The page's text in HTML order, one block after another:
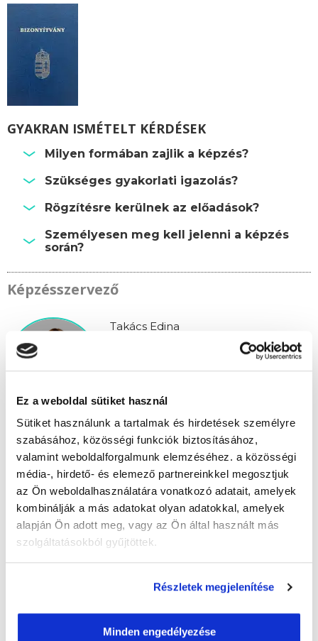
Ez a weboldal sütiket használ
Sütiket használunk a tartalmak és hirdetések személyre
szabásához, közösségi funkciók biztosításához,
valamint weboldalforgalmunk elemzéséhez. a közösségi
média-, hirdető- és elemező partnereinkkel megosztjuk
az Ön weboldalhasználatára vonatkozó adatait, amelyek
kombinálják a más adatokat olyan adatokkal, amelyek
alapján Ön adott meg, vagy az Ön által használt más
szolgáltatásokból gyűjtöttek.
Részletek megjelenítése
Minden engedélyezése
GYAKRAN ISMÉTELT KÉRDÉSEK
Milyen formában zajlik a képzés?
Szükséges gyakorlati igazolás?
Rögzítésre kerülnek az előadások?
Személyesen meg kell jelenni a képzés
során?
Képzésszervező
Takács Edina
takacs.edina@tanfolyam.hu
" Q " csoport
29 nap az indulásig!
Időtartam:3-4 hónap
Indulás időpontja:2026-09-04
Képzés ára:140 000 Ft
Minden kedvezmény igénybevételével
várható!
70 000 Ft